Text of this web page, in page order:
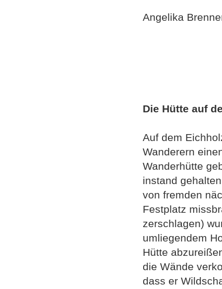
Angelika
Die Hütte auf
Auf dem
Wanderern
Wanderhütte
instand
von fremden
Festplatz
zerschlagen)
umliegendem
Hütte
die Wände
dass er